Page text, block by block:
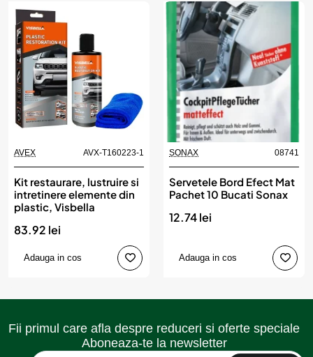
AVEX AVX-T160223-1
Kit restaurare, lustruire si
intretinere elemente din
plastic, Visbella
83.92 lei
Adauga in cos
SONAX 08741
Servetele Bord Efect Mat
Pachet 10 Bucati Sonax
12.74 lei
Adauga in cos
Fii primul care afla despre reduceri si oferte speciale
Aboneaza-te la newsletter